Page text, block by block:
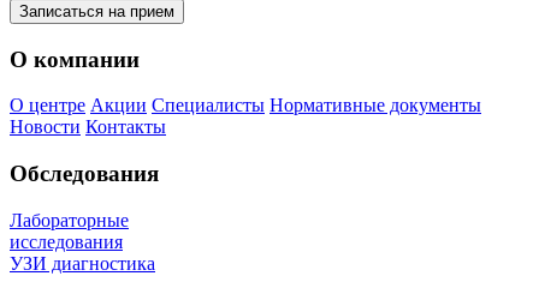
Записаться на прием
О компании
О центре Акции Специалисты Нормативные документы
Новости Контакты
Обследования
Лабораторные
исследования
УЗИ диагностика